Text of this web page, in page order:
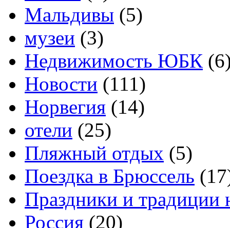
Мальдивы (5)
музеи (3)
Недвижимость ЮБК
Новости (111)
Норвегия (14)
отели (25)
Пляжный отдых (5)
Поездка в Брюссель
Праздники и традиции
Россия (20)